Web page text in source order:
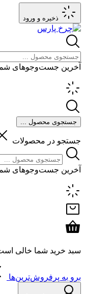
ذخیره و ورود
آخرین جست‌وجوهای
جستجوی محصول ...
جستجو در محصولات
آخرین جست‌وجوهای
سبد خرید شما خالی
برو به پرفروش‌ترین‌ها